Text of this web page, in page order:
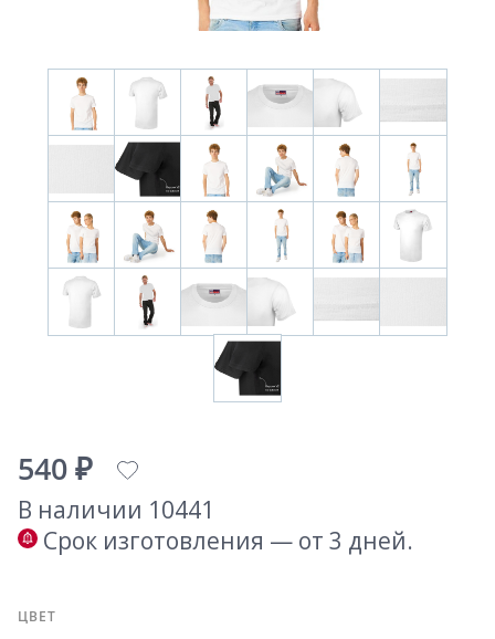
540 ₽
В наличии 10441
Срок изготовления — от 3 дней.
ЦВЕТ